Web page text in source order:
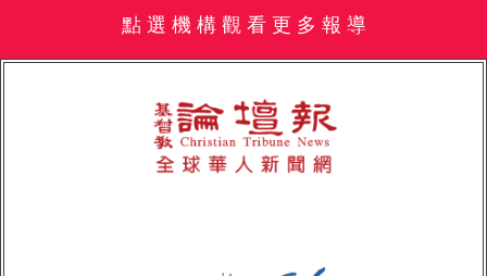
點 選 機 構 觀 看 更 多 報 導